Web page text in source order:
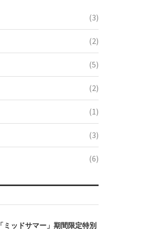
(3)
(2)
(5)
(2)
(1)
(3)
(6)
「ミッドサマー」期間限定特別